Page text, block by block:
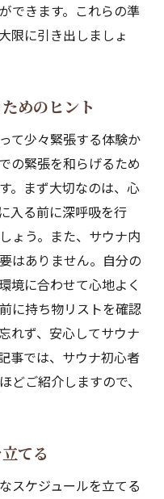
できます。これらの準
限に引き出しましょ
めのヒント
て少々緊張する体験か
の緊張を和らげるため
。まず大切なのは、心
入る前に深呼吸を行
ょう。また、サウナ内
はありません。自分の
境に合わせて心地よく
に持ち物リストを確認
れず、安心してサウナ
事では、サウナ初心者
どご紹介しますので、
てる
スケジュールを立てる